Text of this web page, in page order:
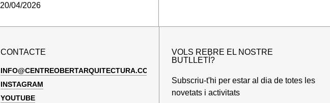
20/04/2026
CONTACTE
INFO@CENTREOBERTARQUITECTURA.COM
INSTAGRAM
YOUTUBE
VOLS REBRE EL NOSTRE
BUTLLETÍ?
Subscriu-t'hi per estar al dia de totes les
novetats i activitats